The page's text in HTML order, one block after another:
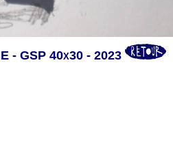
- GSP 40x30 - 2023